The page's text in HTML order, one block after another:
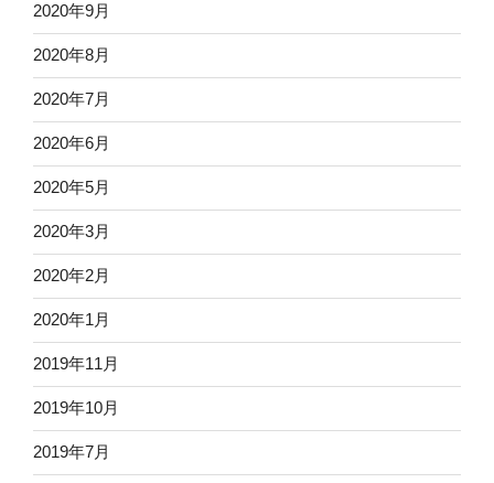
2020年9月
2020年8月
2020年7月
2020年6月
2020年5月
2020年3月
2020年2月
2020年1月
2019年11月
2019年10月
2019年7月